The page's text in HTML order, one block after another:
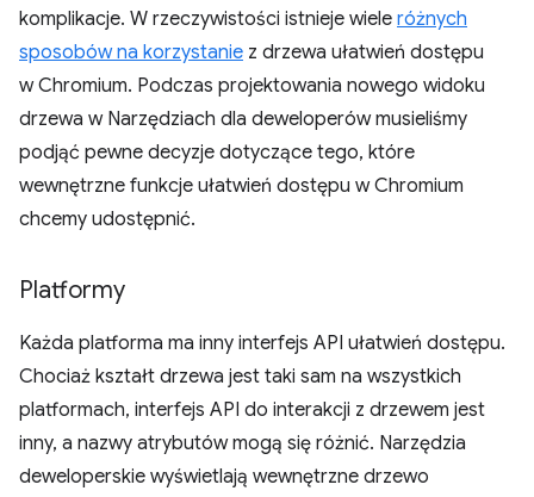
komplikacje. W rzeczywistości istnieje wiele różnych
sposobów na korzystanie z drzewa ułatwień dostępu
w Chromium. Podczas projektowania nowego widoku
drzewa w Narzędziach dla deweloperów musieliśmy
podjąć pewne decyzje dotyczące tego, które
wewnętrzne funkcje ułatwień dostępu w Chromium
chcemy udostępnić.
Platformy
Każda platforma ma inny interfejs API ułatwień dostępu.
Chociaż kształt drzewa jest taki sam na wszystkich
platformach, interfejs API do interakcji z drzewem jest
inny, a nazwy atrybutów mogą się różnić. Narzędzia
deweloperskie wyświetlają wewnętrzne drzewo